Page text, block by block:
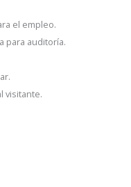
el empleo.
para auditoría.
visitante.